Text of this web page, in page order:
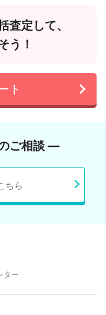
査定して、
う！
ト
ご相談 ―
ちら
ター